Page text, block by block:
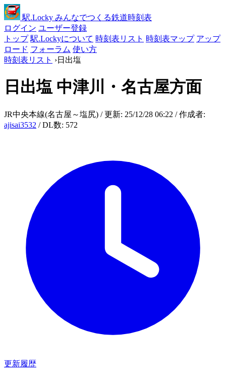
駅.Locky みんなでつくる鉄道時刻表
ログイン ユーザー登録
トップ 駅.Lockyについて 時刻表リスト 時刻表マップ アップ
ロード フォーラム 使い方
時刻表リスト ›日出塩
日出塩 中津川・名古屋方面
JR中央本線(名古屋～塩尻) / 更新: 25/12/28 06:22 / 作成者:
ajisai3532 / DL数: 572
更新履歴